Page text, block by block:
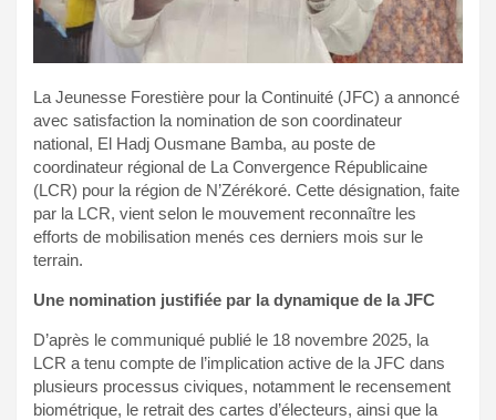
La Jeunesse Forestière pour la Continuité (JFC) a annoncé
avec satisfaction la nomination de son coordinateur
national, El Hadj Ousmane Bamba, au poste de
coordinateur régional de La Convergence Républicaine
(LCR) pour la région de N’Zérékoré. Cette désignation, faite
par la LCR, vient selon le mouvement reconnaître les
efforts de mobilisation menés ces derniers mois sur le
terrain.
Une nomination justifiée par la dynamique de la JFC
D’après le communiqué publié le 18 novembre 2025, la
LCR a tenu compte de l’implication active de la JFC dans
plusieurs processus civiques, notamment le recensement
biométrique, le retrait des cartes d’électeurs, ainsi que la